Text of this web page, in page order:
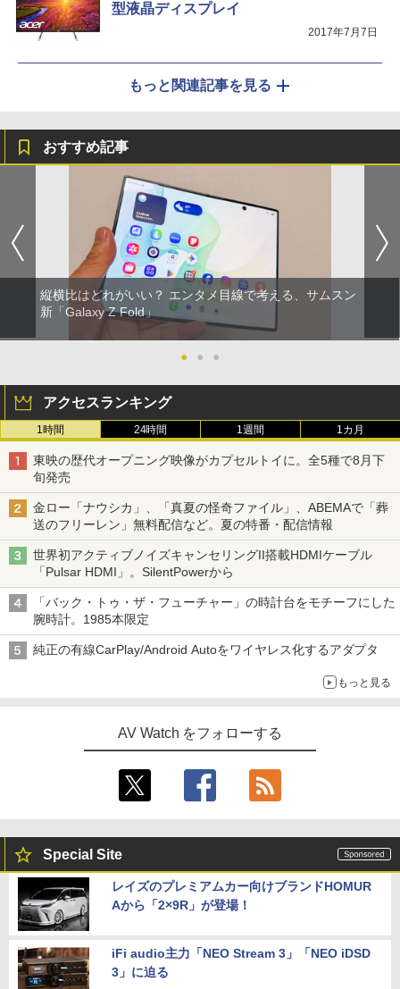
型液晶ディスプレイ
2017年7月7日
もっと関連記事を見る
おすすめ記事
縦横比はどれがいい？ エンタメ目線で考える、サムスン
新「Galaxy Z Fold」
● ● ●
アクセスランキング
1時間 24時間 1週間 1カ月
東映の歴代オープニング映像がカプセルトイに。全5種で8月下
旬発売
金ロー「ナウシカ」、「真夏の怪奇ファイル」、ABEMAで「葬
送のフリーレン」無料配信など。夏の特番・配信情報
世界初アクティブノイズキャンセリングII搭載HDMIケーブル
「Pulsar HDMI」。SilentPowerから
「バック・トゥ・ザ・フューチャー」の時計台をモチーフにした
腕時計。1985本限定
純正の有線CarPlay/Android Autoをワイヤレス化するアダプタ
もっと見る
AV Watch をフォローする
Special Site
レイズのプレミアムカー向けブランドHOMUR
Aから「2×9R」が登場！
iFi audio主力「NEO Stream 3」「NEO iDSD
3」に迫る